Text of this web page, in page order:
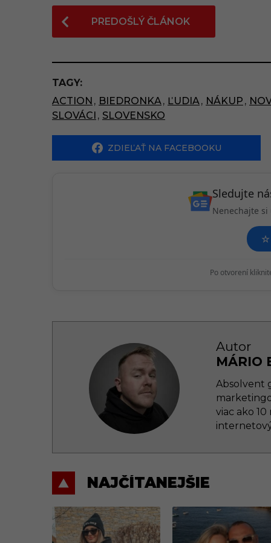
P
o
t
P
a
g
PREDOŠLÝ ČLÁNOK
TAGY:
ACTION , BIEDRONKA , ĽUDIA , NÁKUP ,
SLOVÁCI , SLOVENSKO
ZDIEĽAŤ NA FACEBOOKU
Sledujte
Nenechajte
☆
Po otvorení
Autor
MÁRIO
Absolvent
viac ako
NAJČÍTANEJŠIE